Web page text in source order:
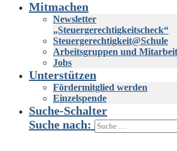
Mitmachen
Newsletter
„Steuergerechtigkeitscheck“
Steuergerechtigkeit@Schule
Arbeitsgruppen und Mitarbeit
Jobs
Unterstützen
Fördermitglied werden
Einzelspende
Suche-Schalter
Suche nach: